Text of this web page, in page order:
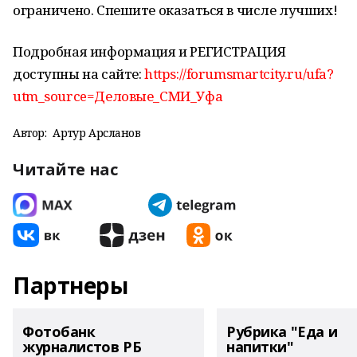
ограничено. Спешите оказаться в числе лучших!
Подробная информация и РЕГИСТРАЦИЯ
доступны на сайте:https://forumsmartcity.ru/ufa?
utm_source=Деловые_СМИ_Уфа
Автор: Артур Арсланов
Читайте нас
Партнеры
Фотобанк
журналистов РБ
Рубрика "Еда и
напитки"